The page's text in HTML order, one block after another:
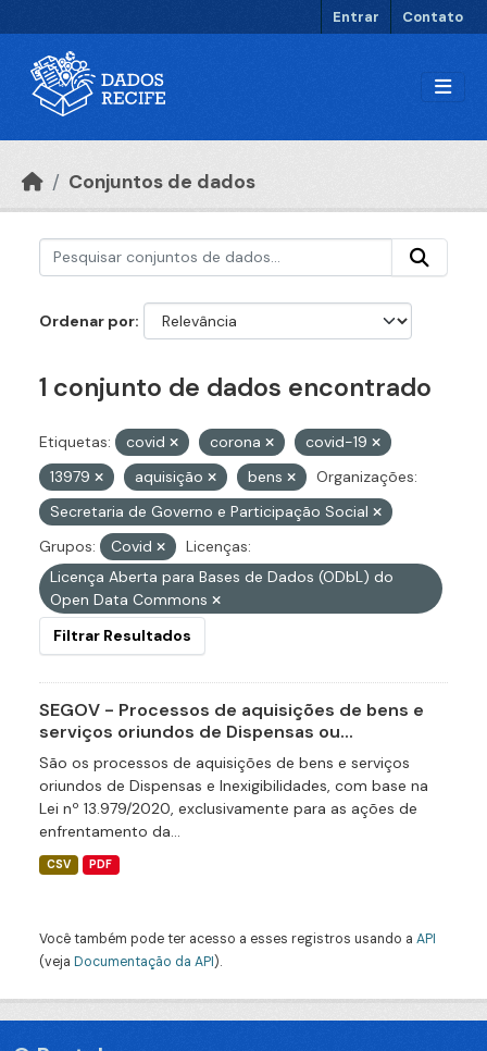
Entrar Contato
Conjuntos de dados
Ordenar por
1 conjunto de dados encontrado
Etiquetas: covid corona
covid-19
13979
aquisição bens
Organizações:
Secretaria de Governo e Participação Social
Grupos:
Covid
Licenças:
Licença Aberta para Bases de Dados (ODbL) do
Open Data Commons
Filtrar Resultados
SEGOV - Processos de aquisições de bens e
serviços oriundos de Dispensas ou...
São os processos de aquisições de bens e serviços
oriundos de Dispensas e Inexigibilidades, com base na
Lei nº 13.979/2020, exclusivamente para as ações de
enfrentamento da...
CSV PDF
Você também pode ter acesso a esses registros usando a API
(veja Documentação da API).